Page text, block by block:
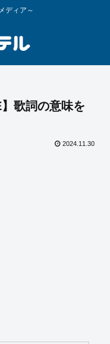
ディア～
歌詞の意味を
2024.11.30